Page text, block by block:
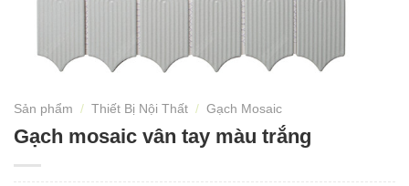
Sản phẩm / Thiết Bị Nội Thất / Gạch Mosaic
Gạch mosaic vân tay màu trắng